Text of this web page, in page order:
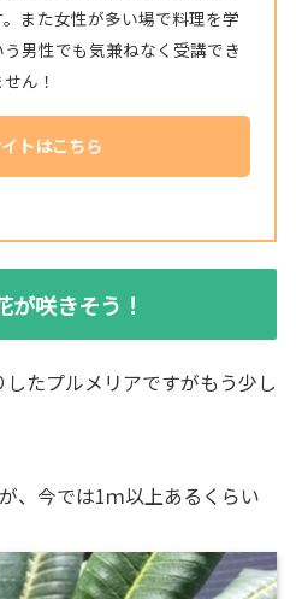
また女性が多い場で料理を学
男性でも気兼ねなく受講でき
ん！
トはこちら
が咲きそう！
たプルメリアですがもう少し
、今では1ｍ以上あるくらい